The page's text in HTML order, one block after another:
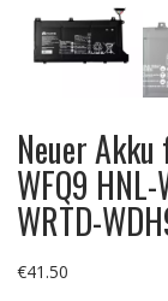
Neuer Akku
WFQ9
WRTD-
€41.50